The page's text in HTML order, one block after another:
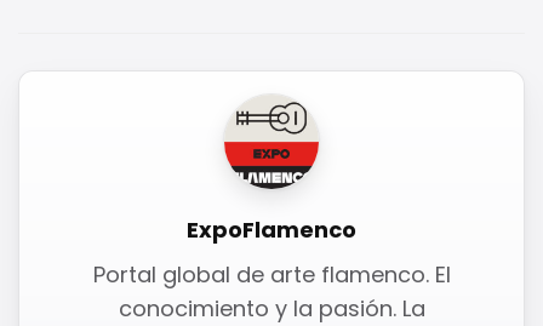
ExpoFlamenco
Portal global de arte flamenco. El
conocimiento y la pasión. La